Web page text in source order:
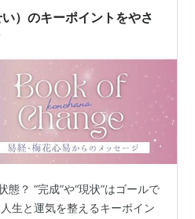
）のキーポイントをやさ
態？ “完成”や“現状”はゴールで
生と運気を整えるキーポイン